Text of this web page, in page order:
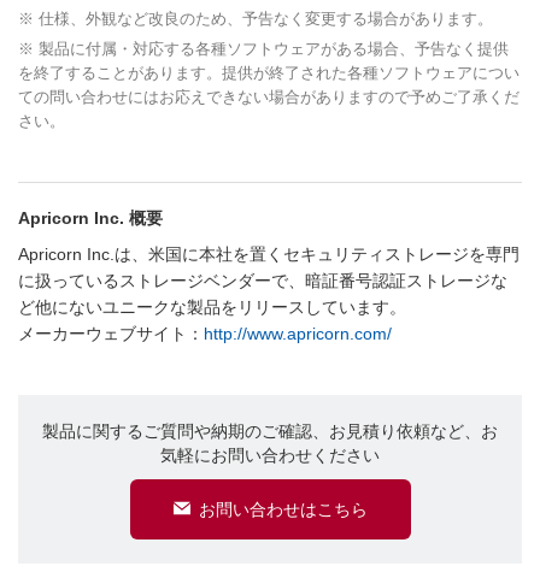
※ 仕様、外観など改良のため、予告なく変更する場合があります。
※ 製品に付属・対応する各種ソフトウェアがある場合、予告なく提供
を終了することがあります。提供が終了された各種ソフトウェアについ
ての問い合わせにはお応えできない場合がありますので予めご了承くだ
さい。
Apricorn Inc. 概要
Apricorn Inc.は、米国に本社を置くセキュリティストレージを専門
に扱っているストレージベンダーで、暗証番号認証ストレージな
ど他にないユニークな製品をリリースしています。
メーカーウェブサイト： http://www.apricorn.com/
製品に関するご質問や納期のご確認、お見積り依頼など、お
気軽にお問い合わせください
お問い合わせはこちら